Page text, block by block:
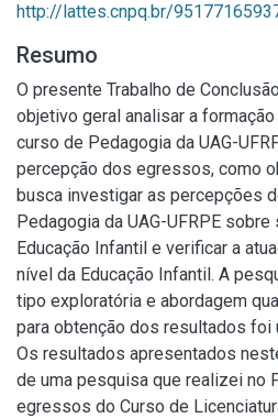
http://lattes.cnpq.br/
Resumo
O presente Trabalho de
objetivo geral analisar a
curso de Pedagogia da UAG-
percepção dos egressos, como
busca investigar as percepções
Pedagogia da UAG-UFRPE
Educação Infantil e verificar a
nível da Educação Infantil. A
tipo exploratória e abordagem
para obtenção dos resultados foi
Os resultados apresentados
de uma pesquisa que realizei no
egressos do Curso de